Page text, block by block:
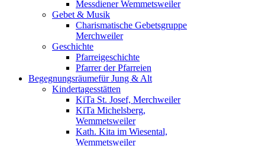
Messdiener Wemmetsweiler
Gebet & Musik
Charismatische Gebetsgruppe
Merchweiler
Geschichte
Pfarreigeschichte
Pfarrer der Pfarreien
Begegnungsräumefür Jung & Alt
Kindertagesstätten
KiTa St. Josef, Merchweiler
KiTa Michelsberg,
Wemmetsweiler
Kath. Kita im Wiesental,
Wemmetsweiler